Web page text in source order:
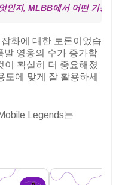
인지, MLBB에서 어떤 기능
화에 대한 토론이었습
발 영웅의 수가 증가함
이 확실히 더 중요해졌
에 맞게 잘 활용하세
Legends는